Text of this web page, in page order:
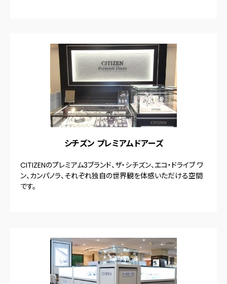
シチズン プレミアムドアーズ
CITIZENのプレミアム3ブランド、ザ・シチズン、エコ・ドライブ ワ
ン、カンパノラ、それぞれ独自の世界観を体感いただける空間
です。